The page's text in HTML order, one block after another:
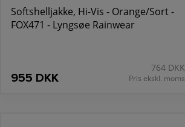
Softshelljakke, Hi-Vis - Orange/Sort -
FOX471 - Lyngsøe Rainwear
955 DKK
764 DKK
Pris ekskl. moms